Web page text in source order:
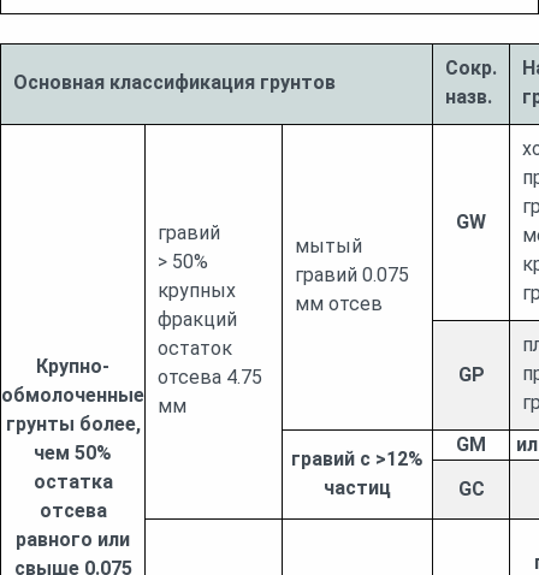
Основная классификация грунтов
Сокр.
назв.
Крупно-
обмолоченные
грунты более,
чем 50%
остатка
отсева
равного или
свыше 0.075
гравий
> 50%
крупных
фракций
остаток
отсева 4.75
мм
мытый
гравий 0.075
мм отсев
GW
GP
гравий с >12%
частиц
GM
GC